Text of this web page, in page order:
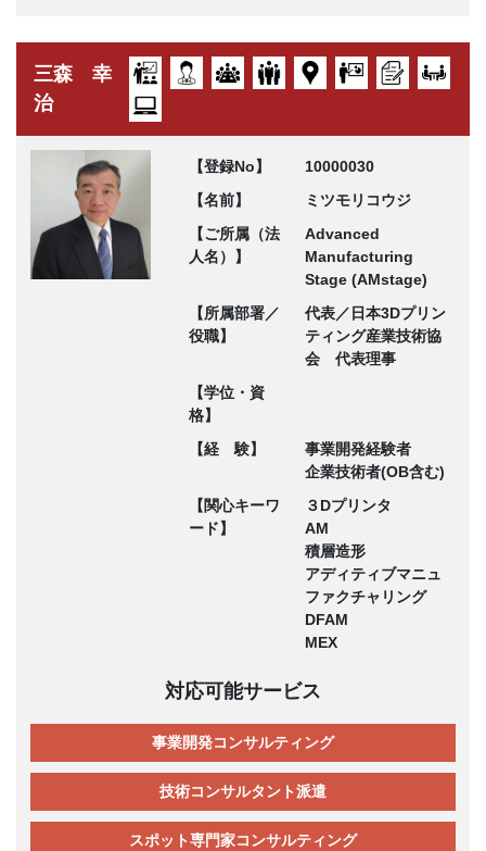
三森 幸
治
【登録No】
10000030
【名前】
ミツモリコウジ
【ご所属（法
人名）】
Advanced
Manufacturing
Stage (AMstage)
【所属部署／
役職】
代表／日本3Dプリン
ティング産業技術協
会 代表理事
【学位・資
格】
【経 験】
事業開発経験者
企業技術者(OB含む)
【関心キーワ
ード】
３Dプリンタ
AM
積層造形
アディティブマニュ
ファクチャリング
DFAM
MEX
対応可能サービス
事業開発コンサルティング
技術コンサルタント派遣
スポット専門家コンサルティング